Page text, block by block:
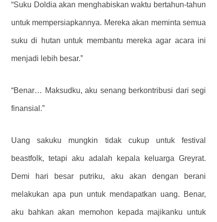
“Suku Doldia akan menghabiskan waktu bertahun-tahun
untuk mempersiapkannya. Mereka akan meminta semua
suku di hutan untuk membantu mereka agar acara ini
menjadi lebih besar.”
“Benar… Maksudku, aku senang berkontribusi dari segi
finansial.”
Uang sakuku mungkin tidak cukup untuk festival
beastfolk, tetapi aku adalah kepala keluarga Greyrat.
Demi hari besar putriku, aku akan dengan berani
melakukan apa pun untuk mendapatkan uang. Benar,
aku bahkan akan memohon kepada majikanku untuk